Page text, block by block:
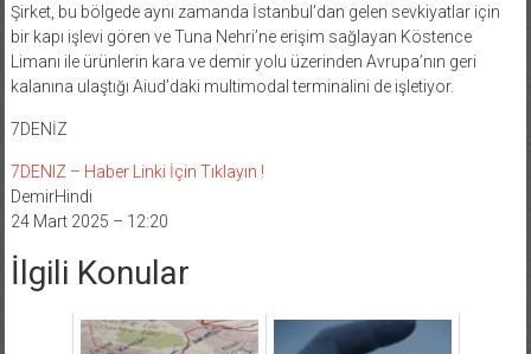
Şirket, bu bölgede aynı zamanda İstanbul’dan gelen sevkiyatlar için
bir kapı işlevi gören ve Tuna Nehri’ne erişim sağlayan Köstence
Limanı ile ürünlerin kara ve demir yolu üzerinden Avrupa’nın geri
kalanına ulaştığı Aiud’daki multimodal terminalini de işletiyor.
7DENİZ
7DENIZ – Haber Linki İçin Tıklayın !
DemirHindi
24 Mart 2025 – 12:20
İlgili Konular